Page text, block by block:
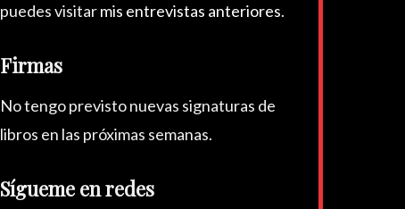
puedes visitarmis entrevistas anteriores.
Firmas
No tengo previsto nuevas signaturas de
libros en las próximas semanas.
Sígueme en redes